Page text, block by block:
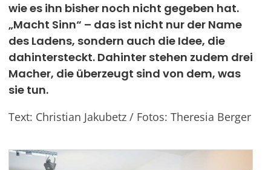
ABO
Werben
wie es ihn bisher noch nicht gegeben hat.
„Macht Sinn“ – das ist nicht nur der Name
des Ladens, sondern auch die Idee, die
dahintersteckt. Dahinter stehen zudem drei
Macher, die überzeugt sind von dem, was
sie tun.
Text: Christian Jakubetz / Fotos: Theresia Berger